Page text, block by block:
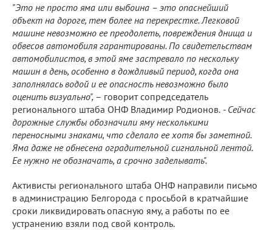
"Это не просто яма или выбоина – это опаснейший
объект на дороге, тем более на перекрестке. Легковой
машине невозможно ее преодолеть, повреждения днища и
обвесов автомобиля гарантированы. По свидетельствам
автомобилистов, в этой яме застревало по нескольку
машин в день, особенно в дождливый период, когда она
заполнялась водой и ее опасность невозможно было
оценить визуально", – говорит сопредседатель
регионального штаба ОНФ Владимир Родионов. - Сейчас
дорожные службы обозначили яму несколькими
переносными знаками, что сделало ее хотя бы заметной.
Яма даже не обнесена оградительной сигнальной лентой.
Ее нужно не обозначать, а срочно заделывать".
Активисты регионального штаба ОНФ направили письмо
в администрацию Белгорода с просьбой в кратчайшие
сроки ликвидировать опасную яму, а работы по ее
устранению взяли под свой контроль.